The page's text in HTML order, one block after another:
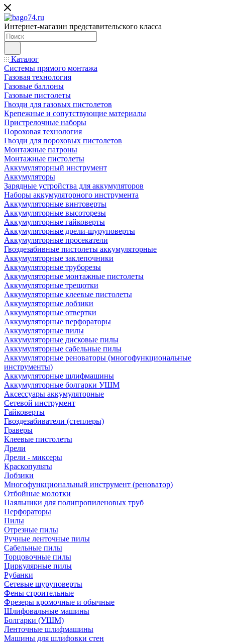
Интернет-магазин представительского класса
Каталог
Системы прямого монтажа
Газовая технология
Газовые баллоны
Газовые пистолеты
Гвозди для газовых пистолетов
Крепежные и сопутствующие материалы
Пристрелочные наборы
Пороховая технология
Гвозди для пороховых пистолетов
Монтажные патроны
Монтажные пистолеты
Аккумуляторный инструмент
Аккумуляторы
Зарядные устройства для аккумуляторов
Наборы аккумуляторного инструмента
Аккумуляторные винтоверты
Аккумуляторные высоторезы
Аккумуляторные гайковерты
Аккумуляторные дрели-шуруповерты
Аккумуляторные просекатели
Гвоздезабивные пистолеты аккумуляторные
Аккумуляторные заклепочники
Аккумуляторные труборезы
Аккумуляторные монтажные пистолеты
Аккумуляторные трещотки
Аккумуляторные клеевые пистолеты
Аккумуляторные лобзики
Аккумуляторные отвертки
Аккумуляторные перфораторы
Аккумуляторные пилы
Аккумуляторные дисковые пилы
Аккумуляторные сабельные пилы
Аккумуляторные реноваторы (многофункциональные
инструменты)
Аккумуляторные шлифмашины
Аккумуляторные болгарки УШМ
Аксессуары аккумуляторные
Сетевой инструмент
Гайковерты
Гвоздезабиватели (степлеры)
Граверы
Клеевые пистолеты
Дрели
Дрели - миксеры
Краскопульты
Лобзики
Многофункциональный инструмент (реноватор)
Отбойные молотки
Паяльники для полипропиленовых труб
Перфораторы
Пилы
Отрезные пилы
Ручные ленточные пилы
Сабельные пилы
Торцовочные пилы
Циркулярные пилы
Рубанки
Сетевые шуруповерты
Фены строительные
Фрезеры кромочные и обычные
Шлифовальные машины
Болгарки (УШМ)
Ленточные шлифмашины
Машины для шлифовки стен